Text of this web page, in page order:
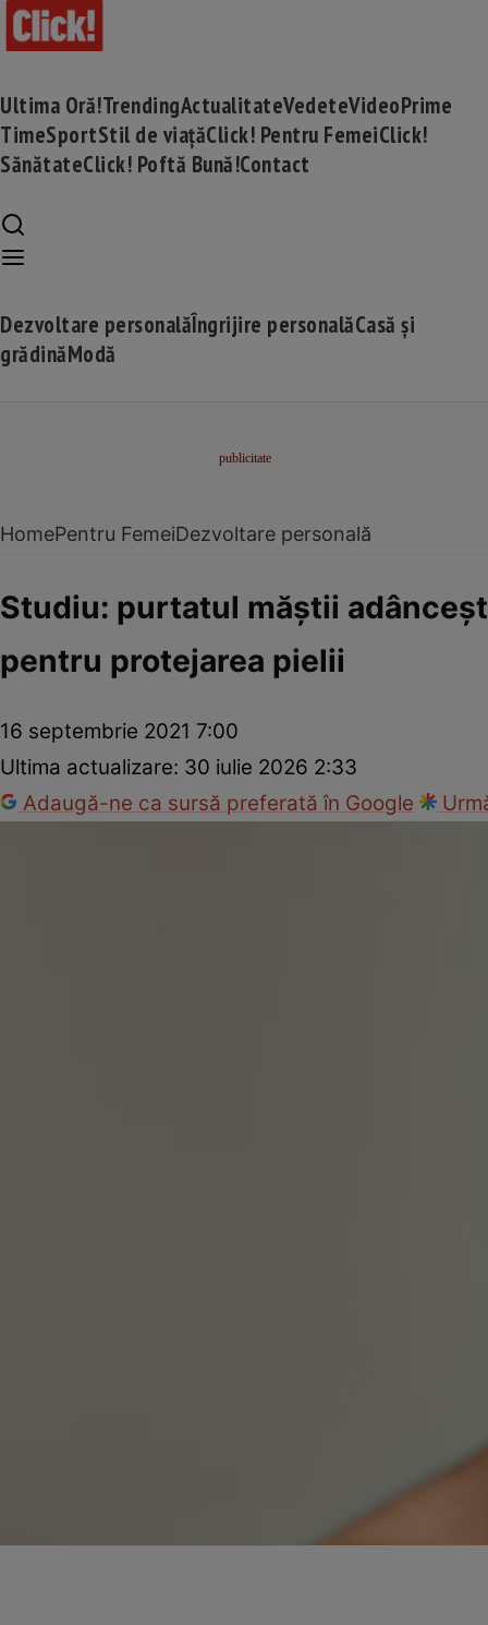
Ultima Oră!TrendingActualitateVedeteVideoPrime
TimeSportStil de viațăClick! Pentru FemeiClick!
SănătateClick! Poftă Bună!Contact
Dezvoltare personalăÎngrijire personalăCasă și
grădinăModă
HomePentru FemeiDezvoltare personală
Studiu: purtatul măştii
pentru protejarea pielii
16 septembrie 2021 7:00
Ultima actualizare: 30 iulie 2026 2:33
Adaugă-ne ca sursă preferată în Google